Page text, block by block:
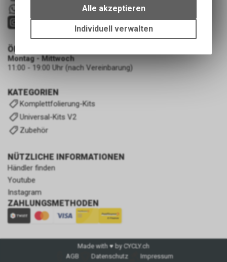
KATEGORIEN
Komplettfolierung-Kits
Universal-Kits V2
Zubehör
NÜTZLICHE INFORMATIONEN
Händler finden
Youtube
Instagram
ZAHLUNGSMETHODEN
ÖFFNUNGSZEITEN
Montag - Mittwoch
11:00 - 19:00 Uhr (nach Vereinbarung)
Made with ♥ by CYCLY.ch
AGB
Datenschutz Impressum
bestimmte Interaktionen und
Einstellungen auf Ihrem Gerät,
um die grundlegenden
Funktionen unseres Online-
ermöglichen. Bitte beachten Sie,
persönlichen Informationen
Alle akzeptieren
Individuell verwalten